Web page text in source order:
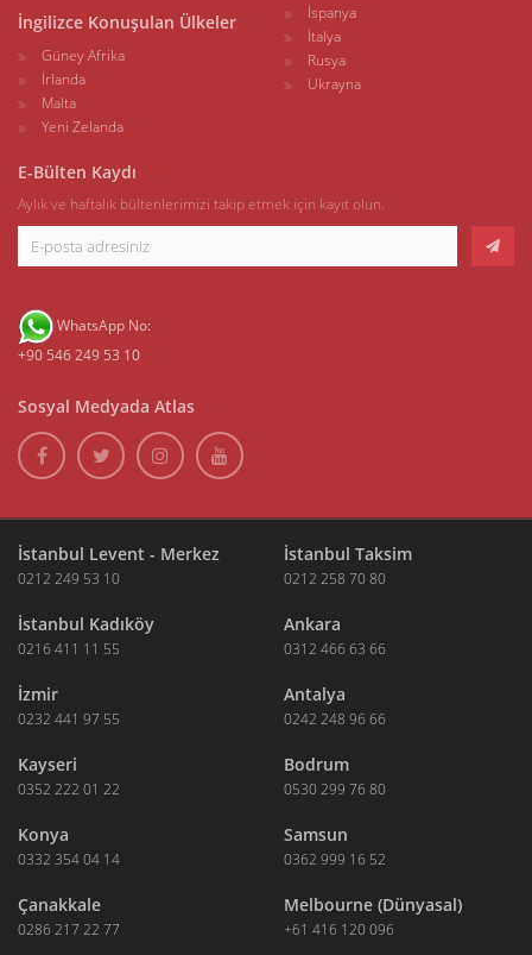
İngilizce Konuşulan Ülkeler
Güney Afrika
İrlanda
Malta
Yeni Zelanda
İspanya
İtalya
Rusya
Ukrayna
E-Bülten Kaydı
Aylık ve haftalık bültenlerimizi takip etmek için kayıt olun.
WhatsApp No:
+90 546 249 53 10
Sosyal Medyada Atlas
İstanbul Levent - Merkez
0212 249 53 10
İstanbul Taksim
0212 258 70 80
İstanbul Kadıköy
0216 411 11 55
Ankara
0312 466 63 66
İzmir
0232 441 97 55
Antalya
0242 248 96 66
Kayseri
0352 222 01 22
Bodrum
0530 299 76 80
Konya
0332 354 04 14
Samsun
0362 999 16 52
Çanakkale
0286 217 22 77
Melbourne (Dünyasal)
+61 416 120 096